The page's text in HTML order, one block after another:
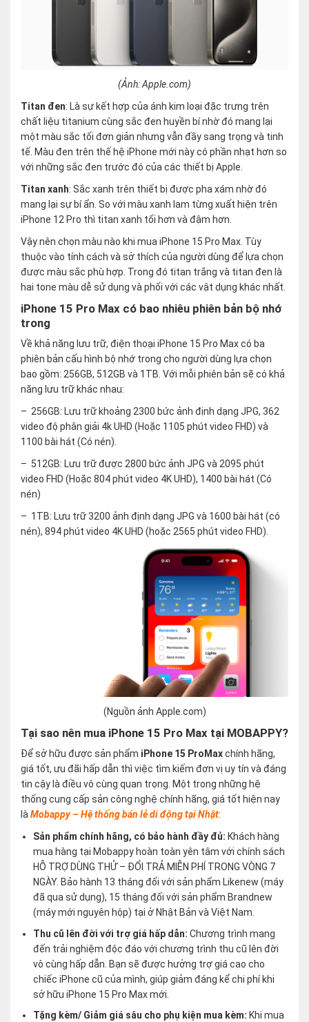
(Ảnh: Apple.com)
Titan đen: Là sự kết hợp của ánh kim loại đặc trưng trên
chất liệu titanium cùng sắc đen huyền bí nhờ đó mang lại
một màu sắc tối đơn giản nhưng vẫn đầy sang trọng và tinh
tế. Màu đen trên thế hệ iPhone mới này có phần nhạt hơn so
với những sắc đen trước đó của các thiết bị Apple.
Titan xanh: Sắc xanh trên thiết bị được pha xám nhờ đó
mang lại sự bí ẩn. So với màu xanh lam từng xuất hiện trên
iPhone 12 Pro thì titan xanh tối hơn và đậm hơn.
Vậy nên chọn màu nào khi mua iPhone 15 Pro Max. Tùy
thuộc vào tính cách và sở thích của người dùng để lựa chọn
được màu sắc phù hợp. Trong đó titan trắng và titan đen là
hai tone màu dễ sử dụng và phối với các vật dụng khác nhất.
iPhone 15 Pro Max có bao nhiêu phiên bản bộ nhớ
trong
Về khả năng lưu trữ, điện thoại iPhone 15 Pro Max có ba
phiên bản cấu hình bộ nhớ trong cho người dùng lựa chọn
bao gồm: 256GB, 512GB và 1TB. Với mỗi phiên bản sẽ có khả
năng lưu trữ khác nhau:
– 256GB: Lưu trữ khoảng 2300 bức ảnh định dạng JPG, 362
video độ phân giải 4k UHD (Hoặc 1105 phút video FHD) và
1100 bài hát (Có nén).
– 512GB: Lưu trữ được 2800 bức ảnh JPG và 2095 phút
video FHD (Hoặc 804 phút video 4K UHD), 1400 bài hát (Có
nén)
– 1TB: Lưu trữ 3200 ảnh định dạng JPG và 1600 bài hát (có
nén), 894 phút video 4K UHD (hoặc 2565 phút video FHD).
(Nguồn ảnh Apple.com)
Tại sao nên mua iPhone 15 Pro Max tại MOBAPPY?
Để sở hữu được sản phẩm iPhone 15 ProMaxchính hãng,
giá tốt, ưu đãi hấp dẫn thì việc tìm kiếm đơn vị uy tín và đáng
tin cậy là điều vô cùng quan trọng. Một trong những hệ
thống cung cấp sản công nghệ chính hãng, giá tốt hiện nay
làMobappy – Hệ thống bán lẻ di động tại Nhật:
Sản phẩm chính hãng, có bảo hành đầy đủ: Khách hàng
mua hàng tại Mobappy hoàn toàn yên tâm với chính sách
HỖ TRỢ DÙNG THỬ – ĐỔI TRẢ MIỄN PHÍ TRONG VÒNG 7
NGÀY. Bảo hành 13 tháng đối với sản phẩm Likenew (máy
đã qua sử dụng), 15 tháng đối với sản phẩm Brandnew
(máy mới nguyên hộp) tại ở Nhật Bản và Việt Nam.
Thu cũ lên đời với trợ giá hấp dẫn:Chương trình mang
đến trải nghiệm độc đáo với chương trình thu cũ lên đời
vô cùng hấp dẫn. Bạn sẽ được hưởng trợ giá cao cho
chiếc iPhone cũ của mình, giúp giảm đáng kể chi phí khi
sở hữu iPhone 15 Pro Max mới.
Tặng kèm/ Giảm giá sâu cho phụ kiện mua kèm: Khi mua